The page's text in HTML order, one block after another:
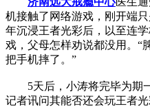
机接触了网络游戏，刚开端
年沉浸王者光彩后，以至连
戏，父母怎样劝说都没用。“
把手机摔了。”
5天后，小涛将完毕为期
记者讯问其能否还会玩王者